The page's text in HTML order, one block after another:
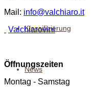
Klassifizierung
News
Mail: info@valchiaro.it
Valchiarovini
Öffnungszeiten
Montag - Samstag